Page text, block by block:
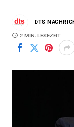
DTS
2 MIN. LESEZEIT